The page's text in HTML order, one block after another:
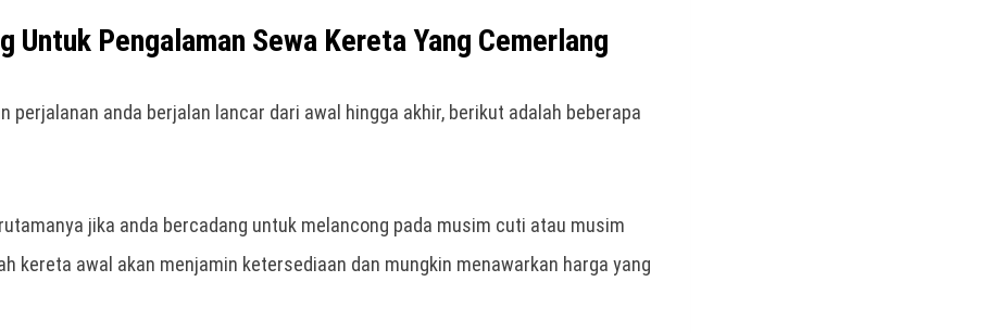
Untuk Pengalaman Sewa Kereta Yang Cemerlang
perjalanan anda berjalan lancar dari awal hingga akhir, berikut adalah beberapa
jika anda bercadang untuk melancong pada musim cuti atau musim
kereta awal akan menjamin ketersediaan dan mungkin menawarkan harga yang